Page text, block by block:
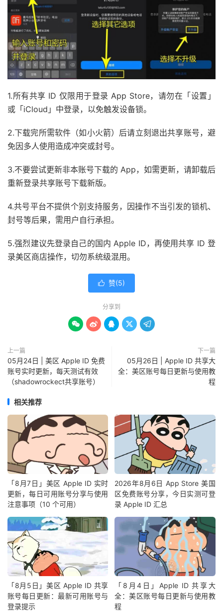
1.所有共享 ID 仅限用于登录 App Store，请勿在「设置」
或「iCloud」中登录，以免触发设备锁。
2.下载完所需软件（如小火箭）后请立刻退出共享账号，避
免因多人使用造成冲突或封号。
3.不要尝试更新非本账号下载的 App，如需更新，请卸载后
重新登录共享账号下载新版。
4.共号平台不提供个别支持服务，因操作不当引发的锁机、
封号等后果，需用户自行承担。
5.强烈建议先登录自己的国内 Apple ID，再使用共享 ID 登
录美区商店操作，切勿系统级混用。
 赞(5)
分享到
    
上一篇
05月24日 | 美区 Apple ID 免费
账号实时更新，每天测试有效
（shadowrockect共享账号）
下一篇
05月26日 | Apple ID 共享大
全：美区账号每日更新与使用教
程
相关推荐
「8月7日」美区 Apple ID 实时
更新，每日可用账号分享与使用
注意事项（10 个可用）
2026年8月6日 App Store 美国
区免费账号分享，今日实测可登
录 Apple ID 汇总
「8月5日」美区 Apple ID 共享
账号每日更新：最新可用账号与
登录提示
「8月4日」Apple ID 共享大
全：美区账号每日更新与使用教
程